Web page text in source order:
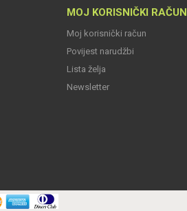
MOJ KORISNIČKI RAČUN
Moj korisnički račun
Povijest narudžbi
Lista želja
Newsletter